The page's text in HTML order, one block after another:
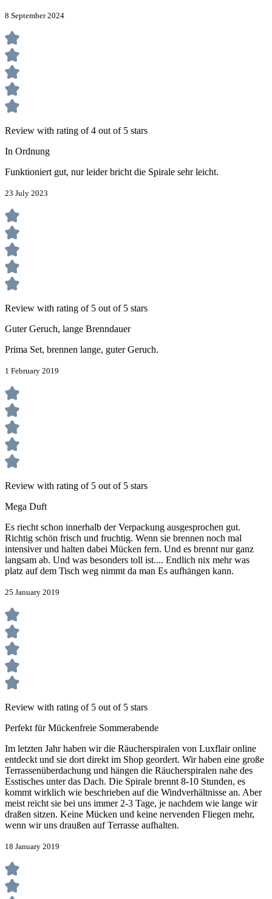
8 September 2024
Review with rating of 4 out of 5 stars
In Ordnung
Funktioniert gut, nur leider bricht die Spirale sehr leicht.
23 July 2023
Review with rating of 5 out of 5 stars
Guter Geruch, lange Brenndauer
Prima Set, brennen lange, guter Geruch.
1 February 2019
Review with rating of 5 out of 5 stars
Mega Duft
Es riecht schon innerhalb der Verpackung ausgesprochen gut.
Richtig schön frisch und fruchtig. Wenn sie brennen noch mal
intensiver und halten dabei Mücken fern. Und es brennt nur ganz
langsam ab. Und was besonders toll ist.... Endlich nix mehr was
platz auf dem Tisch weg nimmt da man Es aufhängen kann.
25 January 2019
Review with rating of 5 out of 5 stars
Perfekt für Mückenfreie Sommerabende
Im letzten Jahr haben wir die Räucherspiralen von Luxflair online
entdeckt und sie dort direkt im Shop geordert. Wir haben eine große
Terrassenüberdachung und hängen die Räucherspiralen nahe des
Esstisches unter das Dach. Die Spirale brennt 8-10 Stunden, es
kommt wirklich wie beschrieben auf die Windverhältnisse an. Aber
meist reicht sie bei uns immer 2-3 Tage, je nachdem wie lange wir
draßen sitzen. Keine Mücken und keine nervenden Fliegen mehr,
wenn wir uns draußen auf Terrasse aufhalten.
18 January 2019